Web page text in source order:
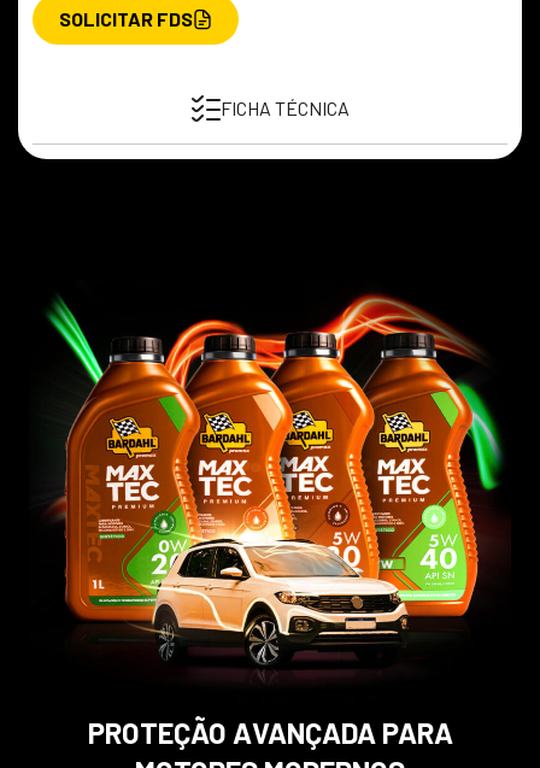
FICHA TÉCNICA
SOLICITAR FDS
PROTEÇÃO AVANÇADA PARA